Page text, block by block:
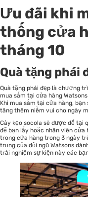
Ưu đãi khi
thống cửa
tháng 10
Quà tặng phái
Quà tặng phái đẹp là chương
mua sắm tại cửa hàng
Khi mua sắm tại cửa hàng,
tăng thêm niềm vui cho ngày
Cây kẹo socola sẽ được để tại
để bạn lấy hoặc nhân viên cửa
trong cửa hàng trong 3 ngày
trọng của đội ngũ Watsons
trải nghiệm sự kiện này các